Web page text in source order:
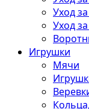
Уход
Уход
Игрушки
Мячи